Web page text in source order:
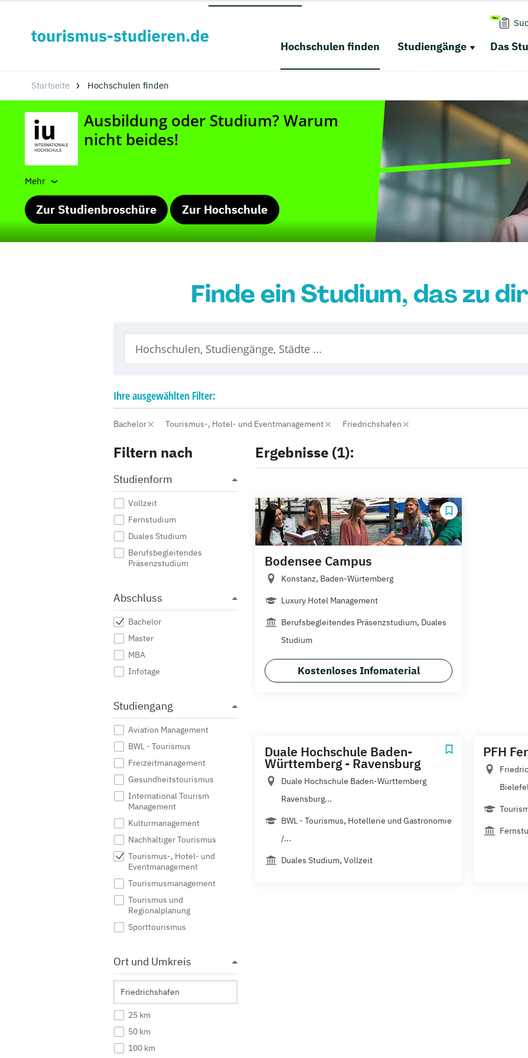
Hochschulen finden Studiengänge Das
Startseite Hochschulen finden
Mehr
Zur Studienbroschüre Zur Hochschule
Finde ein Studium, das zu
Ihreausgewählten Filter:
Bachelor Tourismus-, Hotel- und Eventmanagement Friedrichshafen
Filtern nach
Studienform
Vollzeit
Fernstudium
Duales Studium
Berufsbegleitendes
Präsenzstudium
Abschluss
Bachelor
Master
MBA
Infotage
Studiengang
Aviation Management
BWL - Tourismus
Freizeitmanagement
Gesundheitstourismus
International Tourism
Management
Kulturmanagement
Nachhaltiger Tourismus
Tourismus-, Hotel- und
Eventmanagement
Tourismusmanagement
Tourismus und
Regionalplanung
Sporttourismus
Ort und Umkreis
25 km
50 km
100 km
Ergebnisse (1):
Bodensee Campus
Konstanz, Baden-Würtemberg
Luxury Hotel Management
Berufsbegleitendes Präsenzstudium, Duales
Studium
Kostenloses Infomaterial
Duale Hochschule Baden-
Württemberg - Ravensburg
Duale Hochschule Baden-Württemberg
Ravensburg...
BWL - Tourismus, Hotellerie und Gastronomie
/...
Duales Studium, Vollzeit
PFH